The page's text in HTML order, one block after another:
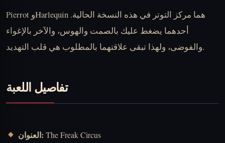
Pierrot وHarlequin هما مركز التوتر في هذه النسخة الحالية.
أحدهما يضغط عليك بالصمت والهوس، والآخر بالإغواء
والفوضى، ولهذا تبقى علاقتهما بالمطلوب هي قلب التهديد.
تفاصيل اللعبة
العنوان: The Freak Circus